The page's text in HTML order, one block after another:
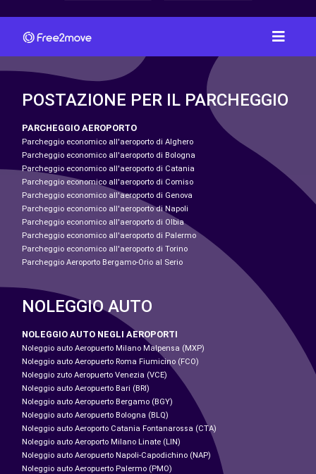
POSTAZIONE PER IL PARCHEGGIO
PARCHEGGIO AEROPORTO
Parcheggio economico all'aeroporto di Alghero
Parcheggio economico all'aeroporto di Bologna
Parcheggio economico all'aeroporto di Catania
Parcheggio economico all'aeroporto di Comiso
Parcheggio economico all'aeroporto di Genova
Parcheggio economico all'aeroporto di Napoli
Parcheggio economico all'aeroporto di Olbia
Parcheggio economico all'aeroporto di Palermo
Parcheggio economico all'aeroporto di Torino
Parcheggio Aeroporto Bergamo-Orio al Serio
NOLEGGIO AUTO
NOLEGGIO AUTO NEGLI AEROPORTI
Noleggio auto Aeropuerto Milano Malpensa (MXP)
Noleggio auto Aeropuerto Roma Fiumicino (FCO)
Noleggio zuto Aeropuerto Venezia (VCE)
Noleggio auto Aeropuerto Bari (BRI)
Noleggio auto Aeropuerto Bergamo (BGY)
Noleggio auto Aeropuerto Bologna (BLQ)
Noleggio auto Aeroporto Catania Fontanarossa (CTA)
Noleggio auto Aeroporto Milano Linate (LIN)
Noleggio auto Aeropuerto Napoli-Capodichino (NAP)
Noleggio auto Aeropuerto Palermo (PMO)